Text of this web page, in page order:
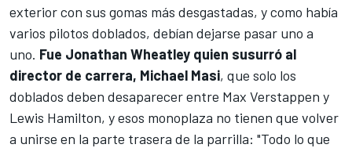
exterior con sus gomas más desgastadas, y como había
varios pilotos doblados, debían dejarse pasar uno a
uno. Fue Jonathan Wheatley quien susurró al
director de carrera, Michael Masi, que solo los
doblados deben desaparecer entre Max Verstappen y
Lewis Hamilton, y esos monoplaza no tienen que volver
a unirse en la parte trasera de la parrilla: "Todo lo que